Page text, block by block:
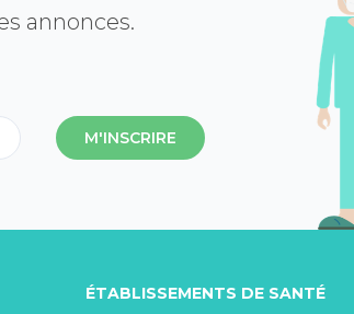
annonces.
M'INSCRIRE
ÉTABLISSEMENTS DE SANTÉ